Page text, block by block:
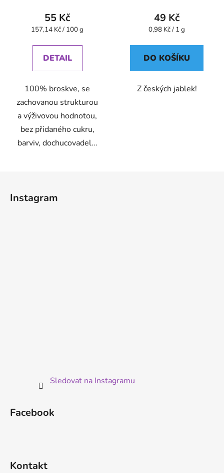
55 Kč
Měrná
157,14 Kč / 100 g
DETAIL
100% broskve, se
zachovanou strukturou
a výživovou hodnotou,
bez přidaného cukru,
barviv, dochucovadel...
49 Kč
Měrná
0,98 Kč / 1 g
DO KOŠÍKU
Z českých jablek!
Instagram
Sledovat na Instagramu
Facebook
Kontakt